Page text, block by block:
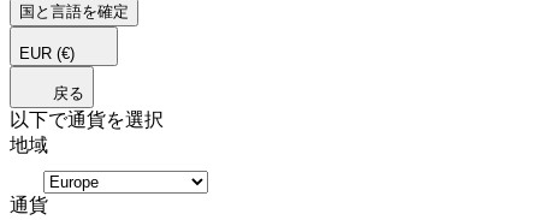
国と言語を確定
EUR (€)
戻る
以下で通貨を選択
地域
通貨